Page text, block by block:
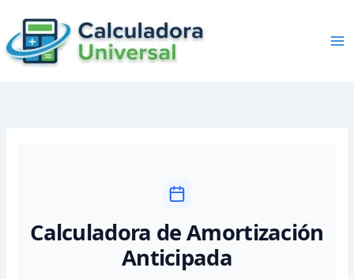
content
Calculadora de Amortización
Anticipada